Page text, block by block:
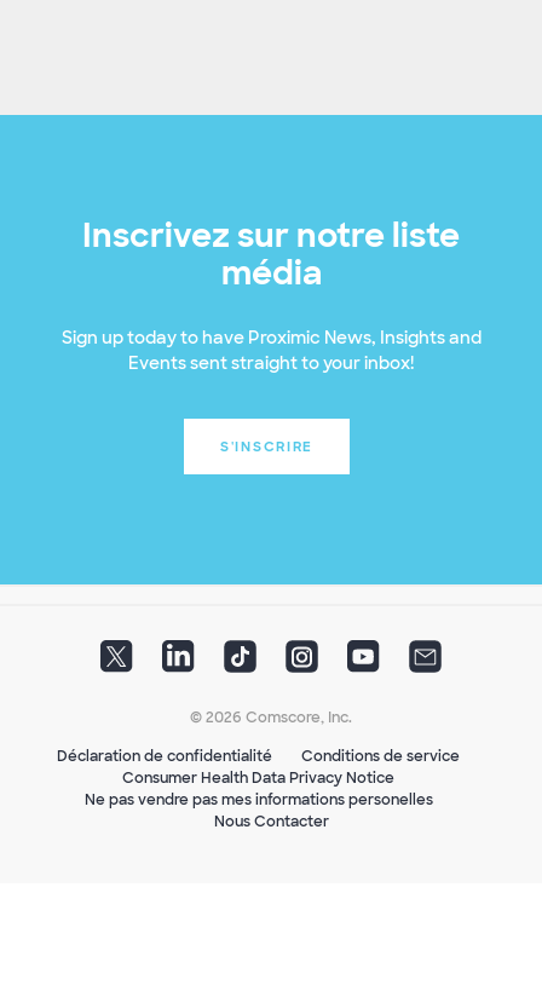
Inscrivez sur notre liste
média
Sign up today to have Proximic News, Insights and
Events sent straight to your inbox!
S'INSCRIRE
© 2026 Comscore, Inc.
Déclaration de confidentialité
Conditions de service
Consumer Health Data Privacy Notice
Ne pas vendre pas mes informations personelles
Nous Contacter